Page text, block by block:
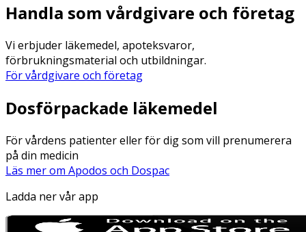
Handla som vårdgivare och företag
Vi erbjuder läkemedel, apoteksvaror,
förbrukningsmaterial och utbildningar.
För vårdgivare och företag
Dosförpackade läkemedel
För vårdens patienter eller för dig som vill prenumerera
på din medicin
Läs mer om Apodos och Dospac
Ladda ner vår app